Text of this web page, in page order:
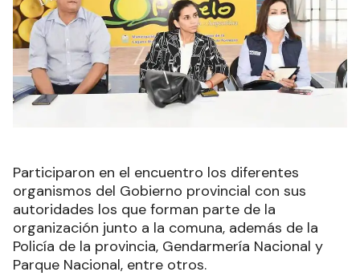
Participaron en el encuentro los diferentes
organismos del Gobierno provincial con sus
autoridades los que forman parte de la
organización junto a la comuna, además de la
Policía de la provincia, Gendarmería Nacional y
Parque Nacional, entre otros.